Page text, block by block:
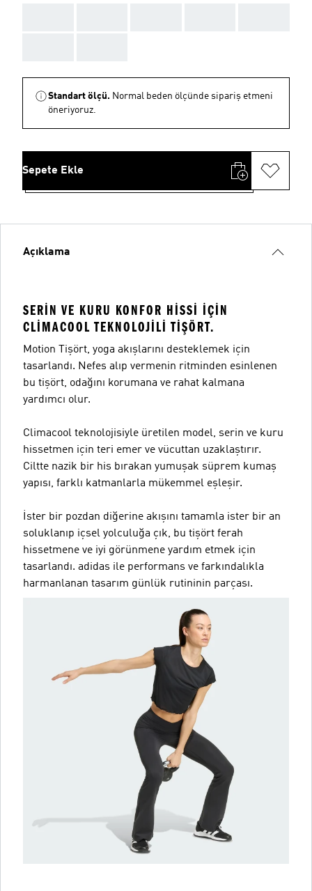
Standart ölçü. Normal beden ölçünde sipariş etmeni
öneriyoruz.
Sepete Ekle
Açıklama
SERIN VE KURU KONFOR HISSI IÇIN
CLIMACOOL TEKNOLOJILI TIŞÖRT.
Motion Tişört, yoga akışlarını desteklemek için
tasarlandı. Nefes alıp vermenin ritminden esinlenen
bu tişört, odağını korumana ve rahat kalmana
yardımcı olur.
Climacool teknolojisiyle üretilen model, serin ve kuru
hissetmen için teri emer ve vücuttan uzaklaştırır.
Ciltte nazik bir his bırakan yumuşak süprem kumaş
yapısı, farklı katmanlarla mükemmel eşleşir.
İster bir pozdan diğerine akışını tamamla ister bir an
soluklanıp içsel yolculuğa çık, bu tişört ferah
hissetmene ve iyi görünmene yardım etmek için
tasarlandı. adidas ile performans ve farkındalıkla
harmanlanan tasarım günlük rutininin parçası.